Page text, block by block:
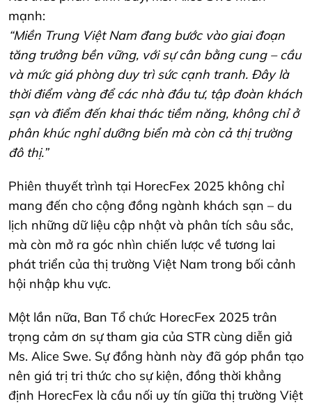
mạnh:
“Miền Trung Việt Nam đang bước vào giai đoạn
tăng trưởng bền vững, với sự cân bằng cung – cầu
và mức giá phòng duy trì sức cạnh tranh. Đây là
thời điểm vàng để các nhà đầu tư, tập đoàn khách
sạn và điểm đến khai thác tiềm năng, không chỉ ở
phân khúc nghỉ dưỡng biển mà còn cả thị trường
đô thị.”
Phiên thuyết trình tại HorecFex 2025 không chỉ
mang đến cho cộng đồng ngành khách sạn – du
lịch những dữ liệu cập nhật và phân tích sâu sắc,
mà còn mở ra góc nhìn chiến lược về tương lai
phát triển của thị trường Việt Nam trong bối cảnh
hội nhập khu vực.
Một lần nữa, Ban Tổ chức HorecFex 2025 trân
trọng cảm ơn sự tham gia của STR cùng diễn giả
Ms. Alice Swe. Sự đồng hành này đã góp phần tạo
nên giá trị tri thức cho sự kiện, đồng thời khẳng
định HorecFex là cầu nối uy tín giữa thị trường Việt